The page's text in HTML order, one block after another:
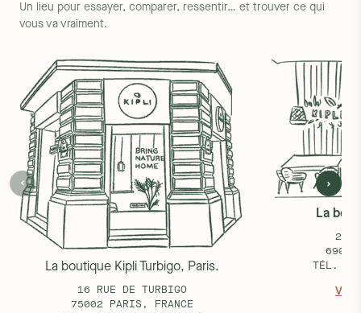
Un lieu pour essayer, comparer, ressentir… et trouver ce qui
vous va vraiment.
La boutique Kipli Turbigo, Paris.
16 RUE DE TURBIGO
75002 PARIS, FRANCE
La
25
69002
TÉL.